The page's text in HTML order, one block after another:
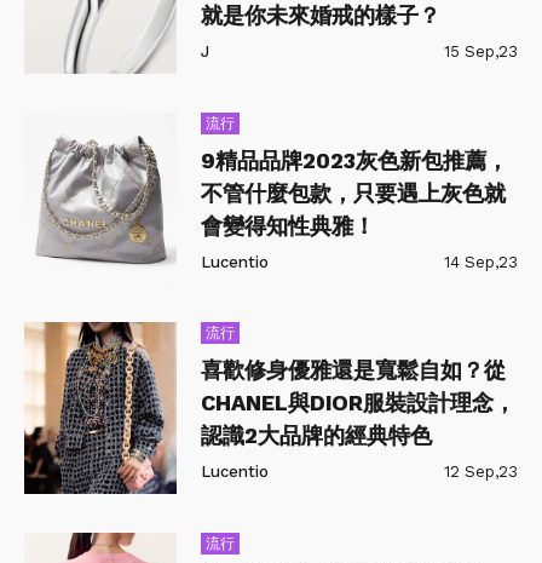
就是你未來婚戒的樣子？
J 15 Sep,23
流行
9精品品牌2023灰色新包推薦，
不管什麼包款，只要遇上灰色就
會變得知性典雅！
Lucentio 14 Sep,23
流行
喜歡修身優雅還是寬鬆自如？從
CHANEL與DIOR服裝設計理念，
認識2大品牌的經典特色
Lucentio 12 Sep,23
流行